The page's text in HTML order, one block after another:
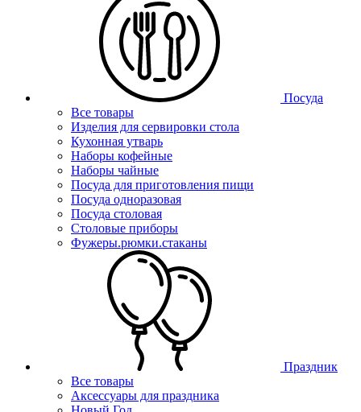
Посуда
Все товары
Изделия для сервировки стола
Кухонная утварь
Наборы кофейные
Наборы чайные
Посуда для приготовления пищи
Посуда одноразовая
Посуда столовая
Столовые приборы
Фужеры.рюмки.стаканы
Праздник
Все товары
Аксессуары для праздника